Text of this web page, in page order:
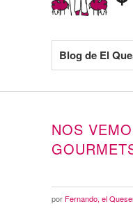
Blog de El
NOS
por Fernando, el